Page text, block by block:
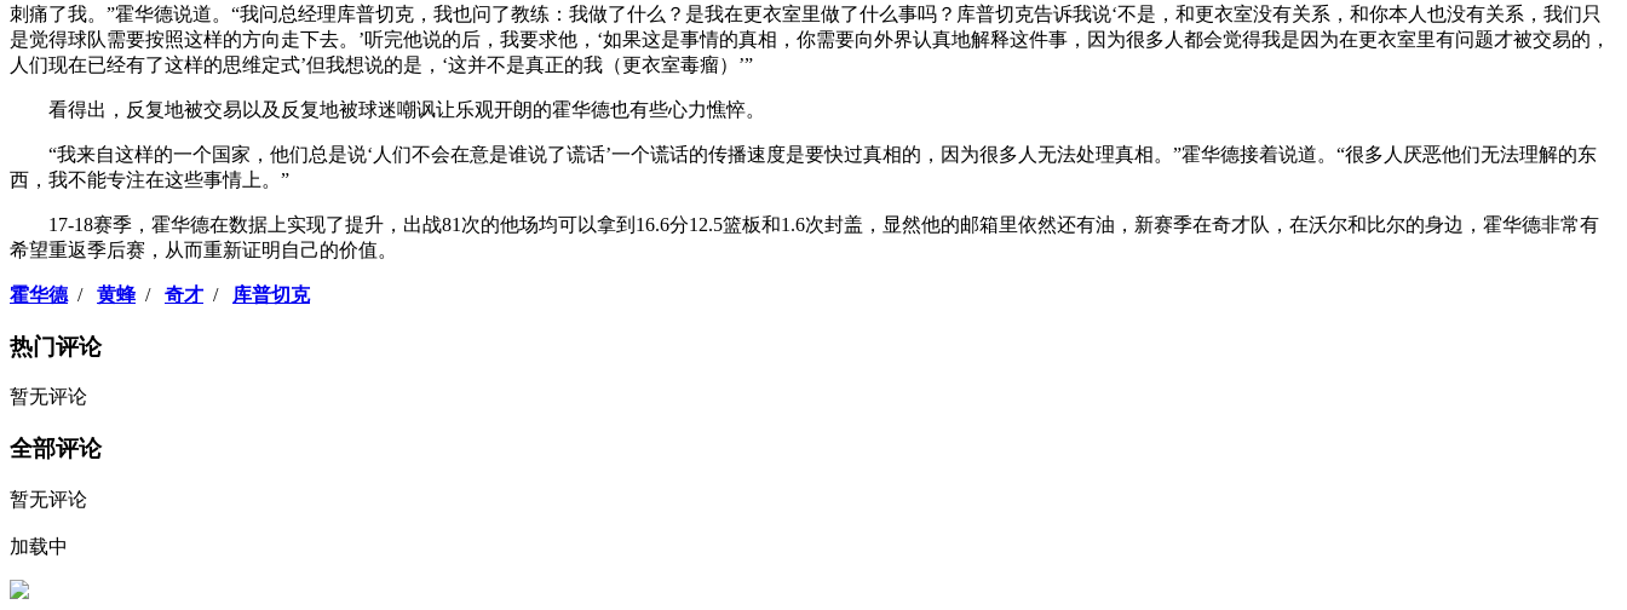
刺痛了我。”霍华德说道。“我问总经理库普切克，我也问了教练：我做了什么？是我在更衣室里做了什么事吗？库普切克告诉我说‘不是，和更衣室没有关系，和你本人也没有关系，我们只
是觉得球队需要按照这样的方向走下去。’听完他说的后，我要求他，‘如果这是事情的真相，你需要向外界认真地解释这件事，因为很多人都会觉得我是因为在更衣室里有问题才被交易的，
人们现在已经有了这样的思维定式’但我想说的是，‘这并不是真正的我（更衣室毒瘤）’”
看得出，反复地被交易以及反复地被球迷嘲讽让乐观开朗的霍华德也有些心力憔悴。
“我来自这样的一个国家，他们总是说‘人们不会在意是谁说了谎话’一个谎话的传播速度是要快过真相的，因为很多人无法处理真相。”霍华德接着说道。“很多人厌恶他们无法理解的东
西，我不能专注在这些事情上。”
17-18赛季，霍华德在数据上实现了提升，出战81次的他场均可以拿到16.6分12.5篮板和1.6次封盖，显然他的邮箱里依然还有油，新赛季在奇才队，在沃尔和比尔的身边，霍华德非常有
希望重返季后赛，从而重新证明自己的价值。
霍华德 / 黄蜂 / 奇才 / 库普切克
热门评论
暂无评论
全部评论
暂无评论
加载中